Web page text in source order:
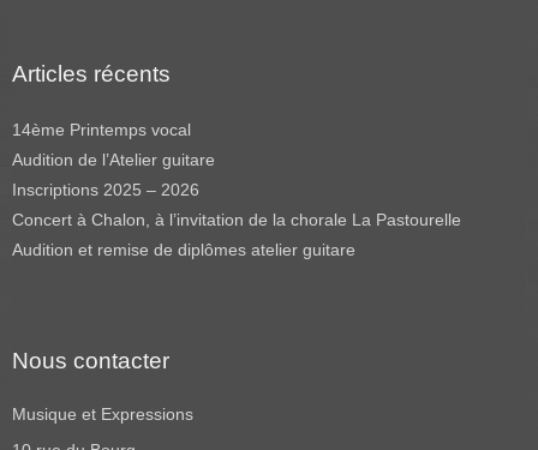
Articles récents
14ème Printemps vocal
Audition de l’Atelier guitare
Inscriptions 2025 – 2026
Concert à Chalon, à l’invitation de la chorale La Pastourelle
Audition et remise de diplômes atelier guitare
Nous contacter
Musique et Expressions